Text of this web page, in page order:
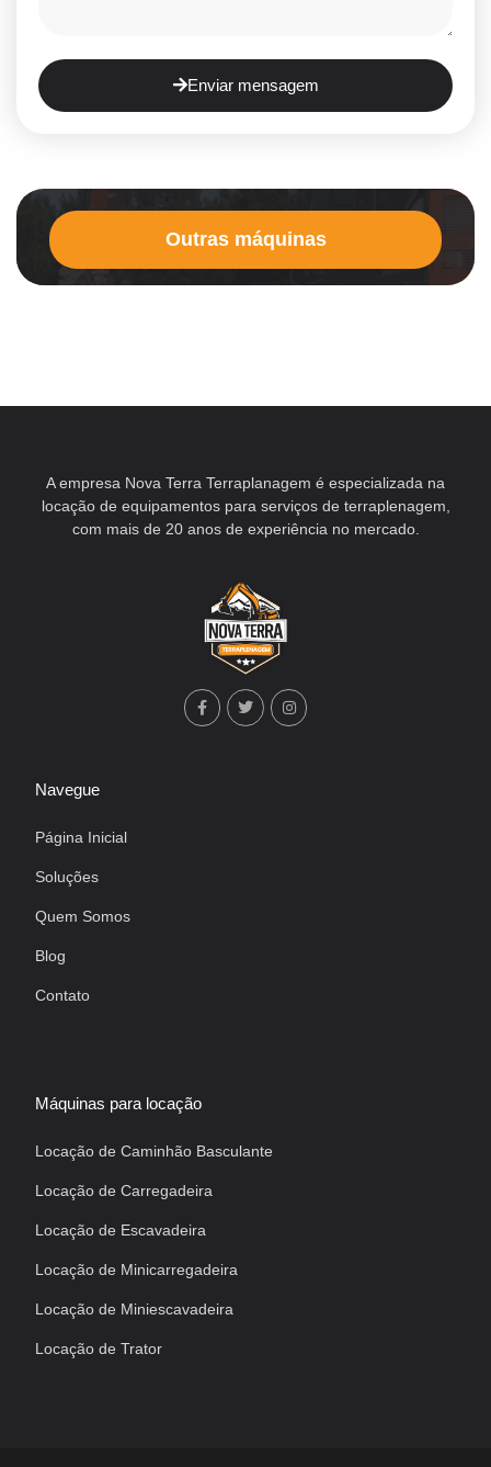
Enviar mensagem
Outras máquinas
A empresa Nova Terra Terraplanagem é especializada na
locação de equipamentos para serviços de terraplenagem,
com mais de 20 anos de experiência no mercado.
Navegue
Página Inicial
Soluções
Quem Somos
Blog
Contato
Máquinas para locação
Locação de Caminhão Basculante
Locação de Carregadeira
Locação de Escavadeira
Locação de Minicarregadeira
Locação de Miniescavadeira
Locação de Trator